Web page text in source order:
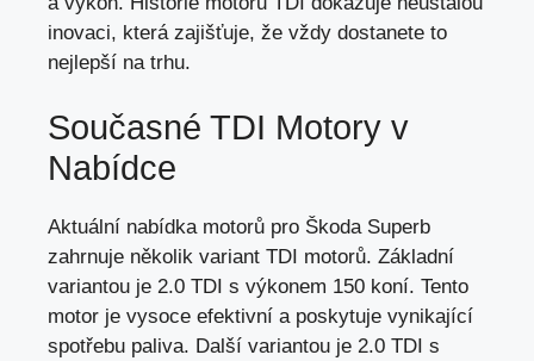
inovaci, která zajišťuje, že vždy dostanete to
nejlepší na trhu.
Současné TDI Motory v
Nabídce
Aktuální nabídka motorů pro Škoda Superb
zahrnuje několik variant TDI motorů. Základní
variantou je 2.0 TDI s výkonem 150 koní. Tento
motor je vysoce efektivní a poskytuje vynikající
spotřebu paliva. Další variantou je 2.0 TDI s